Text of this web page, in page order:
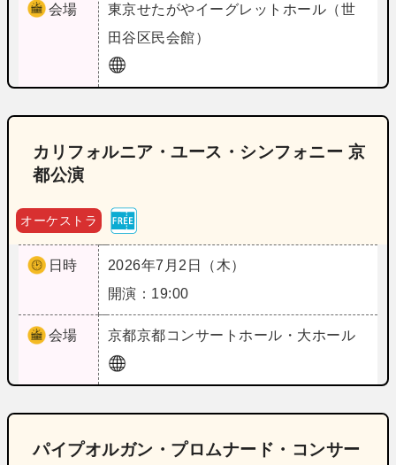
会場 東京せたがやイーグレットホール（世
田谷区民会館）
カリフォルニア・ユース・シンフォニー 京
都公演
オーケストラ
日時
2026年7月2日（木）
開演：19:00
会場 京都京都コンサートホール・大ホール
パイプオルガン・プロムナード・コンサー